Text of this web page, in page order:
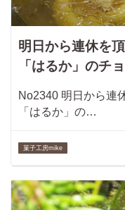
明日から連休
「はるか」のチ
No2340 明日から
「はるか」の…
菓子工房mike